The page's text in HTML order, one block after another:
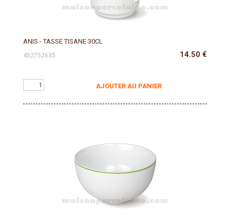
ANIS - TASSE TISANE 30CL
452752635 14.50 €
AJOUTER AU PANIER